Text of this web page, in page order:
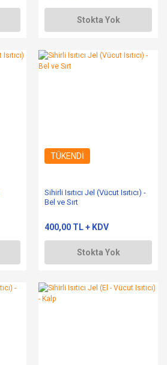
Stokta Yok
TÜKENDİ
Sihirli Isıtıcı Jel (Vücut Isıtıcı) -
Bel ve Sırt
400,00 TL + KDV
Stokta Yok